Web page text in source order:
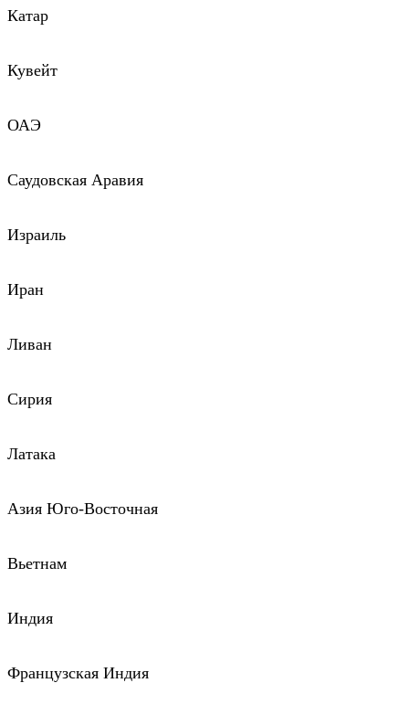
Катар
Кувейт
ОАЭ
Саудовская Аравия
Израиль
Иран
Ливан
Сирия
Латака
Азия Юго-Восточная
Вьетнам
Индия
Французская Индия